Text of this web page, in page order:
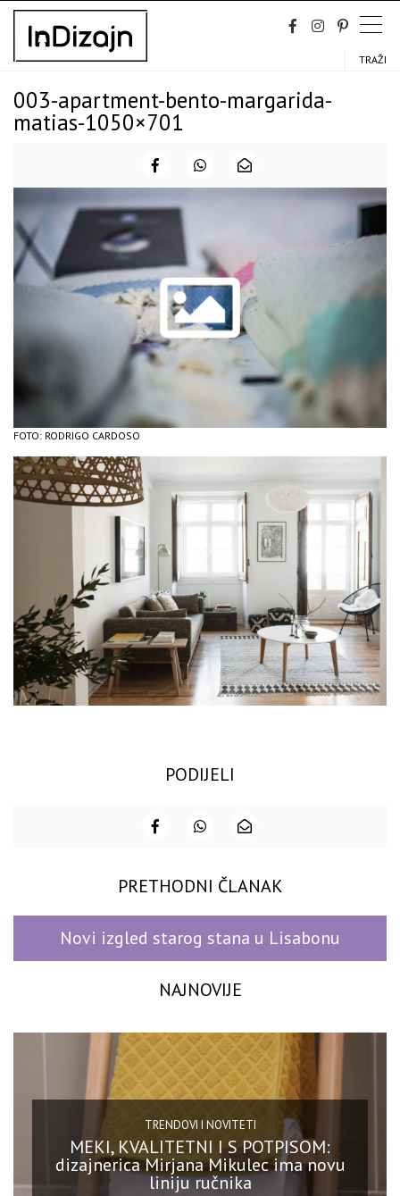
Skip
content
TRAŽI
003-apartment-bento-margarida-
matias-1050×701
FOTO: RODRIGO CARDOSO
PODIJELI
PRETHODNI ČLANAK
Novi izgled starog stana u Lisabonu
NAJNOVIJE
TRENDOVI I NOVITETI
MEKI, KVALITETNI I S POTPISOM:
dizajnerica Mirjana Mikulec ima novu
liniju ručnika